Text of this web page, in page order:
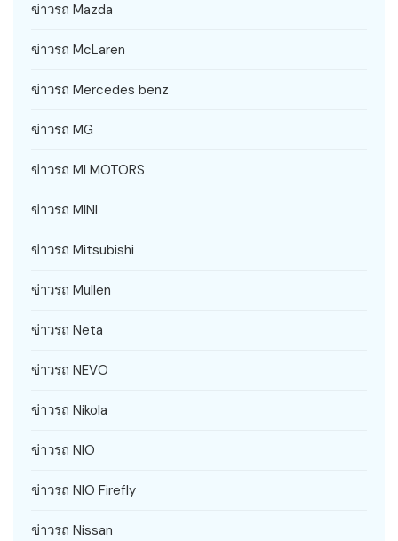
ข่าวรถ Mazda
ข่าวรถ McLaren
ข่าวรถ Mercedes benz
ข่าวรถ MG
ข่าวรถ MI MOTORS
ข่าวรถ MINI
ข่าวรถ Mitsubishi
ข่าวรถ Mullen
ข่าวรถ Neta
ข่าวรถ NEVO
ข่าวรถ Nikola
ข่าวรถ NIO
ข่าวรถ NIO Firefly
ข่าวรถ Nissan